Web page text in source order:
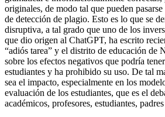
originales, de modo tal que pueden
de detección de plagio. Esto es lo que se
disruptiva, a tal grado que uno de los
que dio origen al ChatGPT, ha escrito
“adiós tarea” y el distrito de educación de
sobre los efectos negativos que podría
estudiantes y ha prohibido su uso. De tal
sea el impacto, especialmente en los
evaluación de los estudiantes, que es el
académicos, profesores, estudiantes,